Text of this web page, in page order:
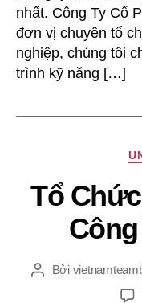
nhất. Công Ty Cổ
đơn vị chuyên tổ
nghiệp, chúng tôi
trình kỹ năng […]
Tổ
TácBởi